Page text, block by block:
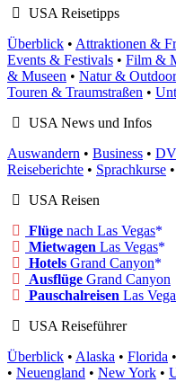
USA Reisetipps
Überblick • Attraktionen &
Events & Festivals • Film &
& Museen • Natur & Outdoor
Touren & Traumstraßen •
USA News und Infos
Auswandern • Business •
Reiseberichte • Sprachkurse •
USA Reisen
Flüge nach Las Vegas
Mietwagen Las Vegas
Hotels Grand Canyon
Ausflüge Grand Canyon
Pauschalreisen Las
USA Reiseführer
Überblick • Alaska • Florida •
• Neuengland • New York •